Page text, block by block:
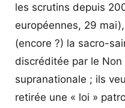
les scrutins depuis
européennes, 29
(encore ?) la sacro-
discréditée par le
supranationale ; ils
retirée une « loi »